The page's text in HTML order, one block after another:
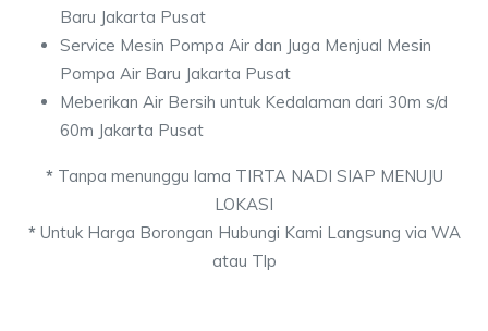
Baru Jakarta Pusat
Service Mesin Pompa Air dan Juga Menjual Mesin
Pompa Air Baru Jakarta Pusat
Meberikan Air Bersih untuk Kedalaman dari 30m s/d
60m Jakarta Pusat
*Tanpa menunggu lama TIRTA NADI SIAP MENUJU
LOKASI
*Untuk Harga Borongan Hubungi Kami Langsung via WA
atau Tlp